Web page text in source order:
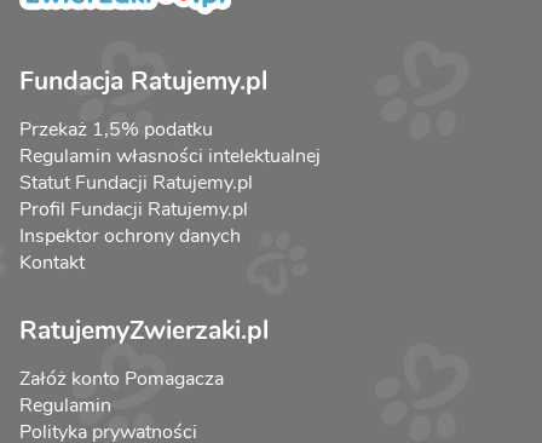
Fundacja Ratujemy.pl
Przekaż 1,5% podatku
Regulamin własności intelektualnej
Statut Fundacji Ratujemy.pl
Profil Fundacji Ratujemy.pl
Inspektor ochrony danych
Kontakt
RatujemyZwierzaki.pl
Załóż konto Pomagacza
Regulamin
Polityka prywatności